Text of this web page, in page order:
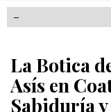
La Botica
Asís en
Sabiduría